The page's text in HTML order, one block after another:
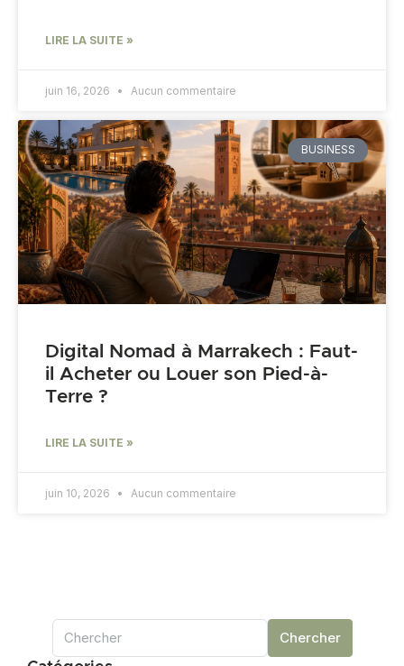
LIRE LA SUITE »
juin 16, 2026 Aucun commentaire
BUSINESS
Digital Nomad à Marrakech : Faut-
il Acheter ou Louer son Pied-à-
Terre ?
LIRE LA SUITE »
juin 10, 2026 Aucun commentaire
Chercher